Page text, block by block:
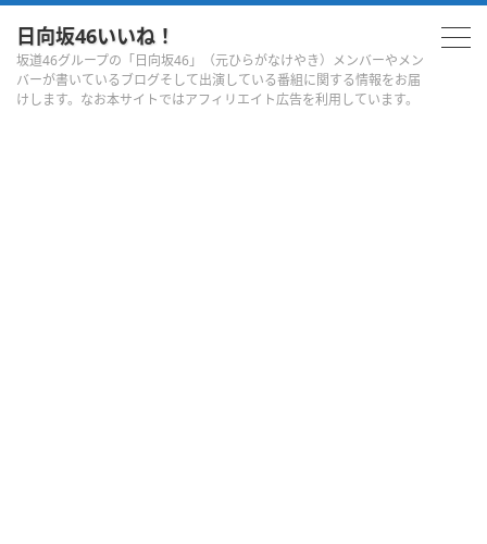
日向坂46いいね！
坂道46グループの「日向坂46」（元ひらがなけやき）メンバーやメン
バーが書いているブログそして出演している番組に関する情報をお届
けします。なお本サイトではアフィリエイト広告を利用しています。